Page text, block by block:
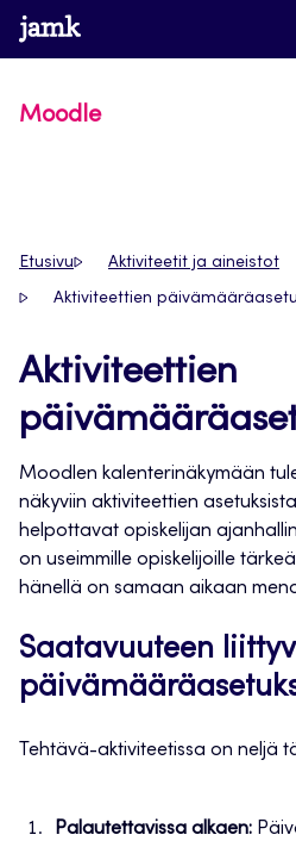
Siirry
suoraan
www.jamk.fi
Moodle
Etusivu Aktiviteetit ja aineistot
Aktiviteettien
Aktiviteettien
Moodlen kalenterinäkymään
näkyviin aktiviteettien
helpottavat opiskelijan
on useimmille opiskelijoille
hänellä on samaan aikaan
Saatavuuteen
Tehtävä-aktiviteetissa on neljä
Palautettavissa alkaen: